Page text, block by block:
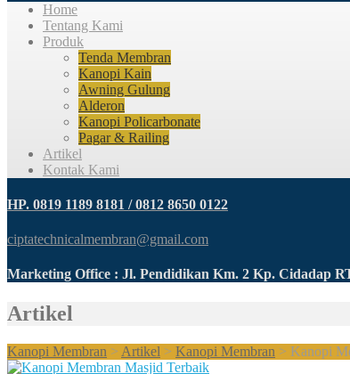
Home
Tentang Kami
Produk
Tenda Membran
Kanopi Kain
Awning Gulung
Alderon
Kanopi Policarbonate
Pagar & Railing
Artikel
Kontak Kami
HP. 0819 1189 8181 / 0812 8650 0122
ciptatechnicalmembran@gmail.com
Marketing Office : Jl. Pendidikan Km. 2 Kp. Cidadap
Artikel
Kanopi Membran > Artikel > Kanopi Membran > Kanopi